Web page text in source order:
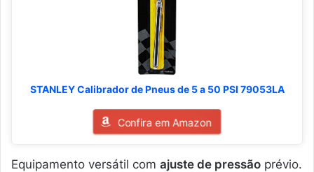
STANLEY Calibrador de Pneus de 5 a 50 PSI 79053LA
Confira em Amazon
Equipamento versátil com ajuste de pressão prévio.